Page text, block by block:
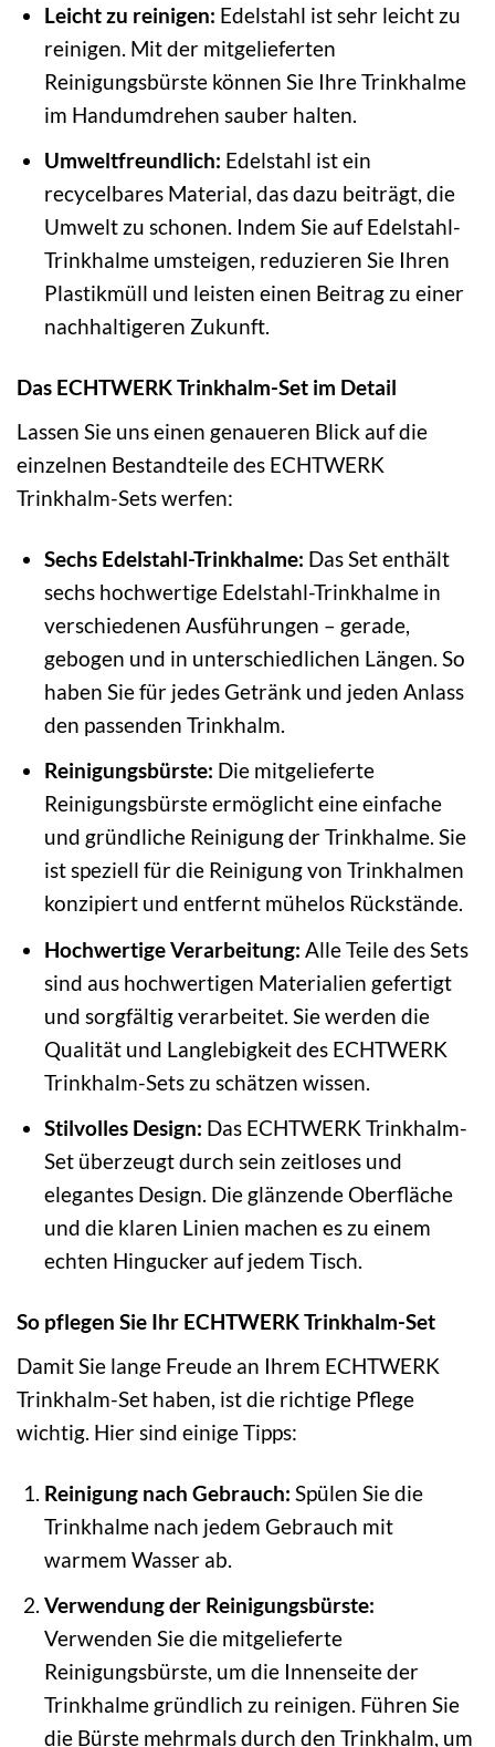
Leicht zu reinigen: Edelstahl ist sehr leicht zu
reinigen. Mit der mitgelieferten
Reinigungsbürste können Sie Ihre Trinkhalme
im Handumdrehen sauber halten.
Umweltfreundlich: Edelstahl ist ein
recycelbares Material, das dazu beiträgt, die
Umwelt zu schonen. Indem Sie auf Edelstahl-
Trinkhalme umsteigen, reduzieren Sie Ihren
Plastikmüll und leisten einen Beitrag zu einer
nachhaltigeren Zukunft.
Das ECHTWERK Trinkhalm-Set im Detail
Lassen Sie uns einen genaueren Blick auf die
einzelnen Bestandteile des ECHTWERK
Trinkhalm-Sets werfen:
Sechs Edelstahl-Trinkhalme: Das Set enthält
sechs hochwertige Edelstahl-Trinkhalme in
verschiedenen Ausführungen – gerade,
gebogen und in unterschiedlichen Längen. So
haben Sie für jedes Getränk und jeden Anlass
den passenden Trinkhalm.
Reinigungsbürste: Die mitgelieferte
Reinigungsbürste ermöglicht eine einfache
und gründliche Reinigung der Trinkhalme. Sie
ist speziell für die Reinigung von Trinkhalmen
konzipiert und entfernt mühelos Rückstände.
Hochwertige Verarbeitung: Alle Teile des Sets
sind aus hochwertigen Materialien gefertigt
und sorgfältig verarbeitet. Sie werden die
Qualität und Langlebigkeit des ECHTWERK
Trinkhalm-Sets zu schätzen wissen.
Stilvolles Design: Das ECHTWERK Trinkhalm-
Set überzeugt durch sein zeitloses und
elegantes Design. Die glänzende Oberfläche
und die klaren Linien machen es zu einem
echten Hingucker auf jedem Tisch.
So pflegen Sie Ihr ECHTWERK Trinkhalm-Set
Damit Sie lange Freude an Ihrem ECHTWERK
Trinkhalm-Set haben, ist die richtige Pflege
wichtig. Hier sind einige Tipps:
Reinigung nach Gebrauch: Spülen Sie die
Trinkhalme nach jedem Gebrauch mit
warmem Wasser ab.
Verwendung der Reinigungsbürste:
Verwenden Sie die mitgelieferte
Reinigungsbürste, um die Innenseite der
Trinkhalme gründlich zu reinigen. Führen Sie
die Bürste mehrmals durch den Trinkhalm, um